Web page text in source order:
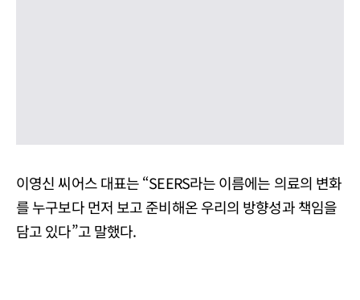
이영신 씨어스 대표는 “SEERS라는 이름에는 의료의 변화
를 누구보다 먼저 보고 준비해온 우리의 방향성과 책임을
담고 있다”고 말했다.